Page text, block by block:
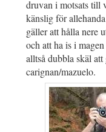
druvan i motsats till
känslig för
gäller att hålla nere
och att ha is i
alltså dubbla skäl
carignan/mazuelo.